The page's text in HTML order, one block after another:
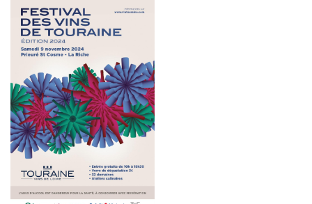
à tout moment en utilisantle formulaire de désinscription